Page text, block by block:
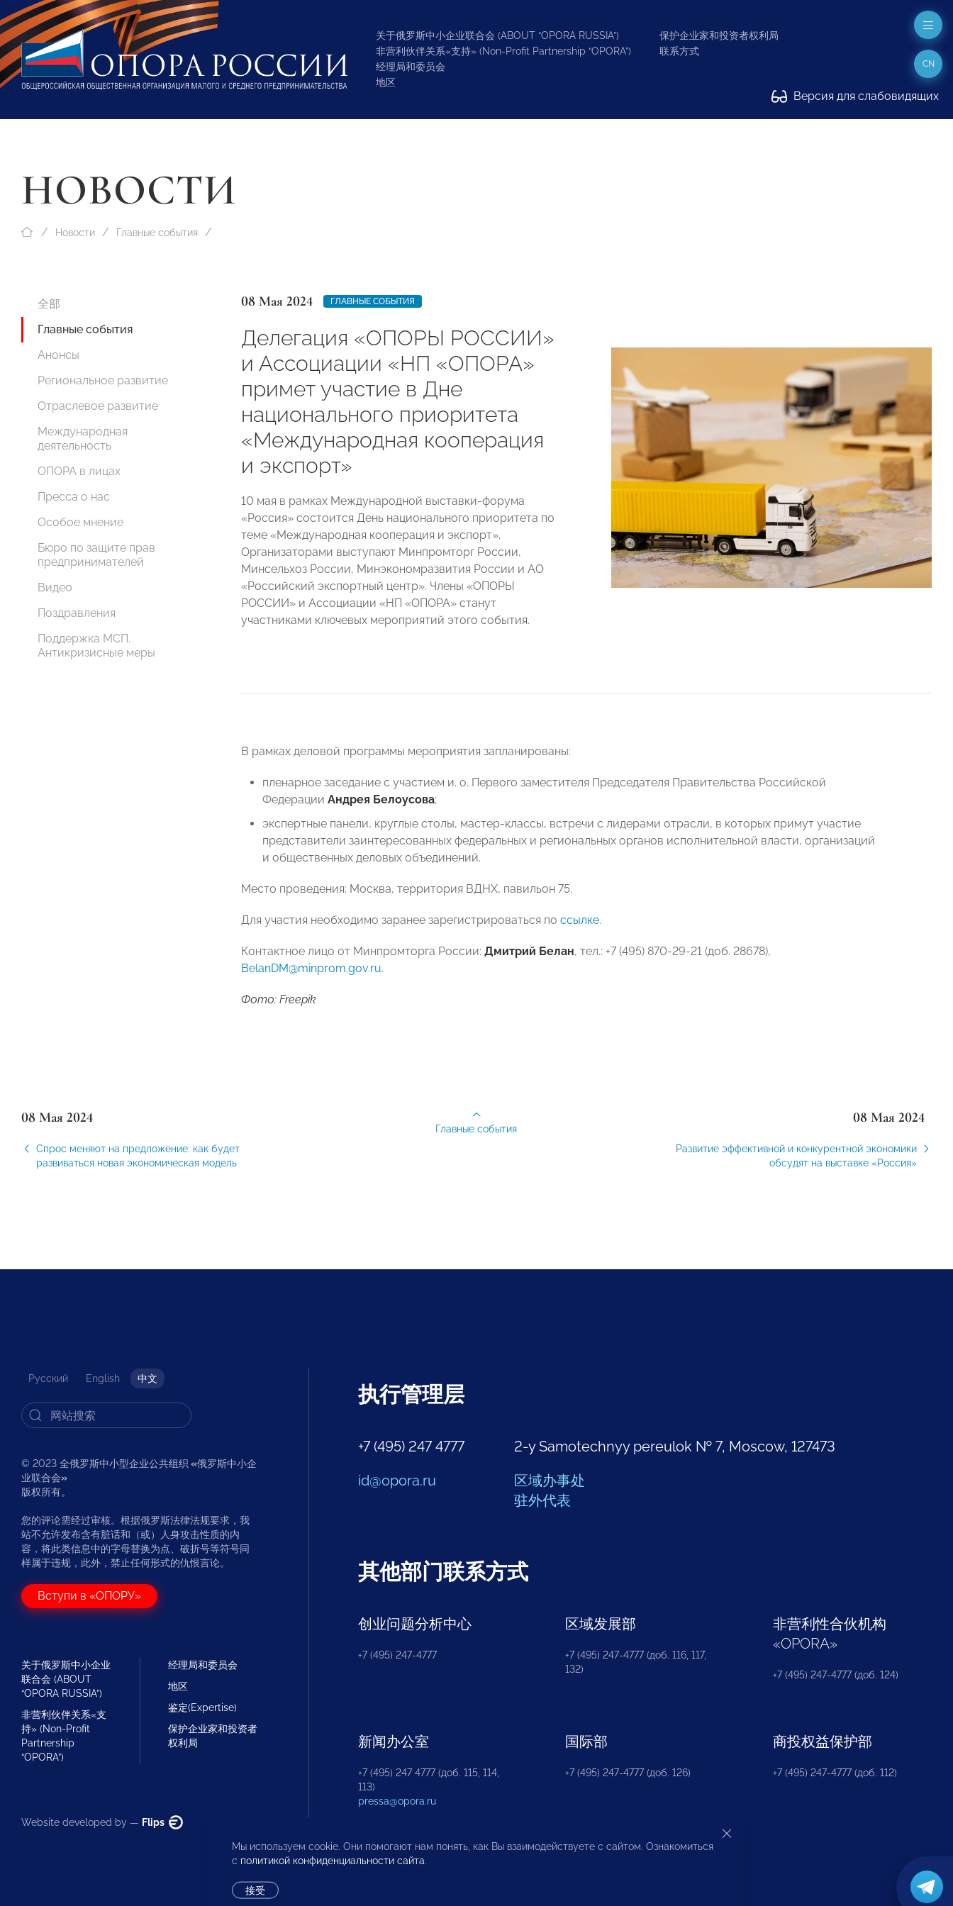
关于俄罗斯中小企业联合会 (ABOUT “OPORA RUSSIA”)
非营利伙伴关系«支持» (Non-Profit Partnership “OPORA”)
经理局和委员会
地区
保护企业家和投资者权利局
联系方式
Версия для слабовидящих
CN
НОВОСТИ
Новости Главные события
全部
Главные события
Анонсы
Региональное развитие
Отраслевое развитие
Международная
деятельность
ОПОРА в лицах
Пресса о нас
Особое мнение
Бюро по защите прав
предпринимателей
Видео
Поздравления
Поддержка МСП.
Антикризисные меры
08 Мая 2024 ГЛАВНЫЕ СОБЫТИЯ
Делегация «ОПОРЫ РОССИИ»
и Ассоциации «НП «ОПОРА»
примет участие в Дне
национального приоритета
«Международная кооперация
и экспорт»
10 мая в рамках Международной выставки-форума
«Россия» состоится День национального приоритета по
теме «Международная кооперация и экспорт».
Организаторами выступают Минпромторг России,
Минсельхоз России, Минэкономразвития России и АО
«Российский экспортный центр». Члены «ОПОРЫ
РОССИИ» и Ассоциации «НП «ОПОРА» станут
участниками ключевых мероприятий этого события.
В рамках деловой программы мероприятия запланированы:
пленарное заседание с участием и. о. Первого заместителя Председателя Правительства Российской
Федерации Андрея Белоусова;
экспертные панели, круглые столы, мастер-классы, встречи с лидерами отрасли, в которых примут участие
представители заинтересованных федеральных и региональных органов исполнительной власти, организаций
и общественных деловых объединений.
Место проведения: Москва, территория ВДНХ, павильон 75.
Для участия необходимо заранее зарегистрироваться по ссылке.
Контактное лицо от Минпромторга России: Дмитрий Белан, тел.: +7 (495) 870-29-21 (доб. 28678),
BelanDM@minprom.gov.ru.
Фото: Freepik
08 Мая 2024
Спрос меняют на предложение: как будет
развиваться новая экономическая модель
08 Мая 2024
Развитие эффективной и конкурентной экономики
обсудят на выставке «Россия»
Главные события
Русский English 中文
© 2023 全俄罗斯中小型企业公共组织 «俄罗斯中小企
业联合会»
版权所有。
您的评论需经过审核。根据俄罗斯法律法规要求，我
站不允许发布含有脏话和（或）人身攻击性质的内
容，将此类信息中的字母替换为点、破折号等符号同
样属于违规，此外，禁止任何形式的仇恨言论。
Вступи в «ОПОРУ»
关于俄罗斯中小企业
联合会 (ABOUT
“OPORA RUSSIA”)
非营利伙伴关系«支
持» (Non-Profit
Partnership
“OPORA”)
经理局和委员会
地区
鉴定(Expertise)
保护企业家和投资者
权利局
Website developed by — Flips
执行管理层
+7 (495) 247 4777
id@opora.ru
2-y Samotechnyy pereulok № 7, Moscow, 127473
区域办事处
驻外代表
其他部门联系方式
创业问题分析中心
+7 (495) 247-4777
区域发展部
+7 (495) 247-4777 (доб. 116, 117,
132)
非营利性合伙机构
«OPORA»
+7 (495) 247-4777 (доб. 124)
新闻办公室
+7 (495) 247 4777 (доб. 115, 114,
113)
pressa@opora.ru
国际部
+7 (495) 247-4777 (доб. 126)
商投权益保护部
+7 (495) 247-4777 (доб. 112)
Мы используем cookie. Они помогают нам понять, как Вы взаимодействуете с сайтом. Ознакомиться
с политикой конфиденциальности сайта.
接受